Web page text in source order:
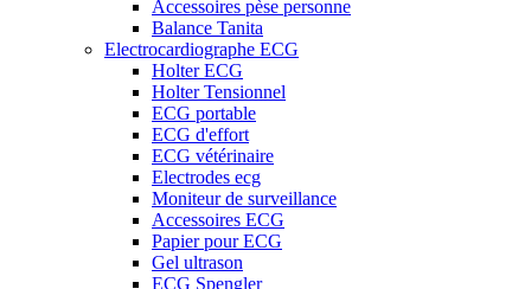
Accessoires pèse personne
Balance Tanita
Electrocardiographe ECG
Holter ECG
Holter Tensionnel
ECG portable
ECG d'effort
ECG vétérinaire
Electrodes ecg
Moniteur de surveillance
Accessoires ECG
Papier pour ECG
Gel ultrason
ECG Spengler